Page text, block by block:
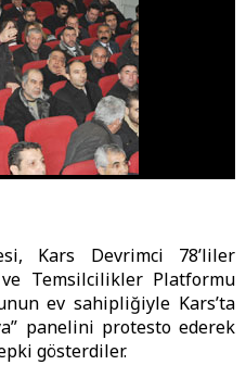
Kars Devrimci 78’liler
Temsilcilikler Platformu
ev sahipliğiyle Kars’ta
panelini protesto ederek
gösterdiler.